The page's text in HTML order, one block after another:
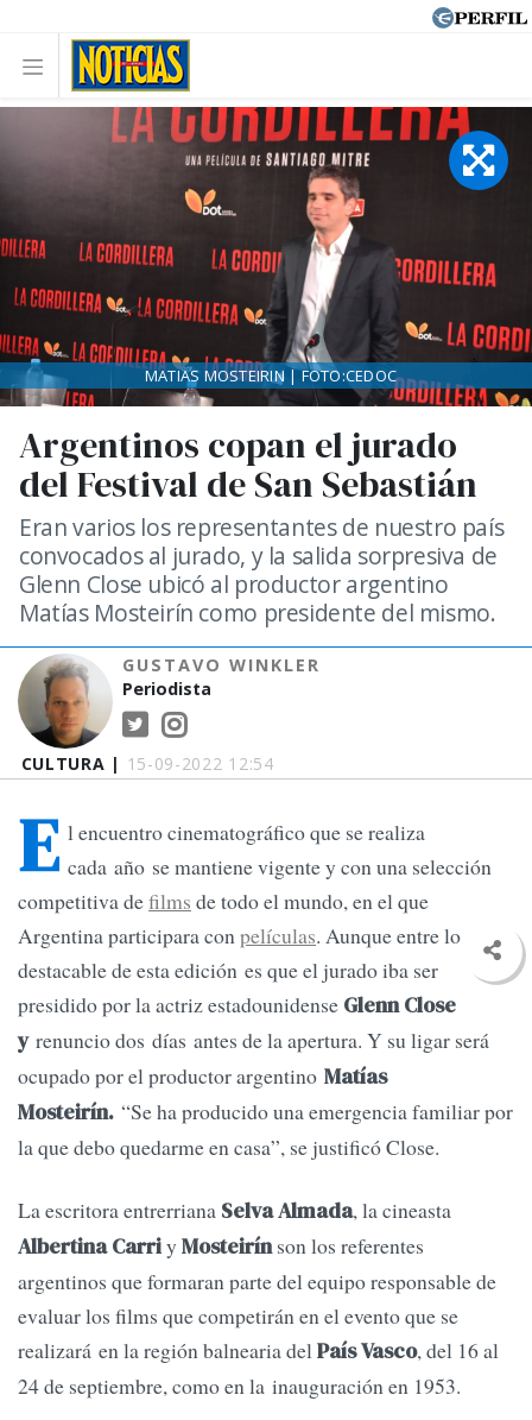
CULTURA | 15-09-2022 12:54
Argentinos copan el jurado
del Festival de San Sebastián
Eran varios los representantes de nuestro país
convocados al jurado, y la salida sorpresiva de
Glenn Close ubicó al productor argentino
Matías Mosteirín como presidente del mismo.
GUSTAVO WINKLER
Periodista
MATIAS MOSTEIRIN | FOTO:CEDOC
E l encuentro cinematográfico que se realiza
cada año se mantiene vigente y con una selección
competitiva defilms de todo el mundo, en el que
Argentina participara conpelículas. Aunque entre lo
destacable de esta edición es que el jurado iba ser
presidido por la actriz estadounidense Glenn Close
yrenuncio dos días antes de la apertura. Y su ligar será
ocupado por el productor argentino Matías
Mosteirín. “Se ha producido una emergencia familiar por
la que debo quedarme en casa”, se justificó Close.
La escritora entrerriana Selva Almada, la cineasta
Albertina Carriy Mosteirínson los referentes
argentinos que formaran parte del equipo responsable de
evaluar los films que competirán en el evento que se
realizará en la región balnearia delPaís Vasco, del 16 al
24 de septiembre, como en la inauguración en 1953.